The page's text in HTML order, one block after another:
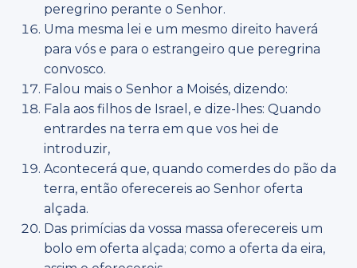
peregrino perante o Senhor.
Uma mesma lei e um mesmo direito haverá
para vós e para o estrangeiro que peregrina
convosco.
Falou mais o Senhor a Moisés, dizendo:
Fala aos filhos de Israel, e dize-lhes: Quando
entrardes na terra em que vos hei de
introduzir,
Acontecerá que, quando comerdes do pão da
terra, então oferecereis ao Senhor oferta
alçada.
Das primícias da vossa massa oferecereis um
bolo em oferta alçada; como a oferta da eira,